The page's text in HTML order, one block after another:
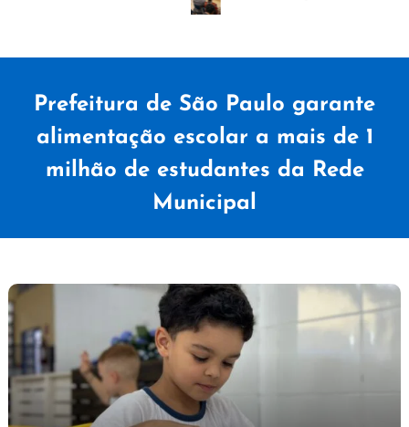
Prefeitura de São Paulo garante
alimentação escolar a mais de 1
milhão de estudantes da Rede
Municipal